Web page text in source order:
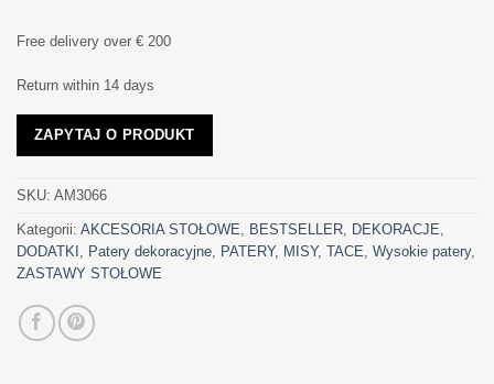
Free delivery over € 200
Return within 14 days
ZAPYTAJ O PRODUKT
SKU: AM3066
Kategorii: AKCESORIA STOŁOWE, BESTSELLER, DEKORACJE,
DODATKI , Patery dekoracyjne, PATERY, MISY, TACE, Wysokie patery,
ZASTAWY STOŁOWE